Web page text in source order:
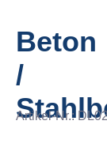
Beton
/
Artikel-Nr.: